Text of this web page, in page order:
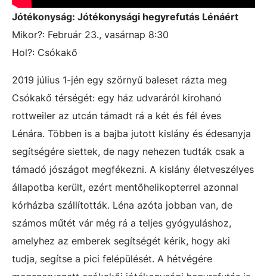
Jótékonyság: Jótékonysági hegyrefutás Lénáért
Mikor?: Február 23., vasárnap 8:30
Hol?: Csókakő
2019 július 1-jén egy szörnyű baleset rázta meg
Csókakő térségét: egy ház udvaráról kirohanó
rottweiler az utcán támadt rá a két és fél éves
Lénára. Többen is a bajba jutott kislány és édesanyja
segítségére siettek, de nagy nehezen tudták csak a
támadó jószágot megfékezni. A kislány életveszélyes
állapotba került, ezért mentőhelikopterrel azonnal
kórházba szállították. Léna azóta jobban van, de
számos műtét vár még rá a teljes gyógyuláshoz,
amelyhez az emberek segítségét kérik, hogy aki
tudja, segítse a pici felépülését. A hétvégére